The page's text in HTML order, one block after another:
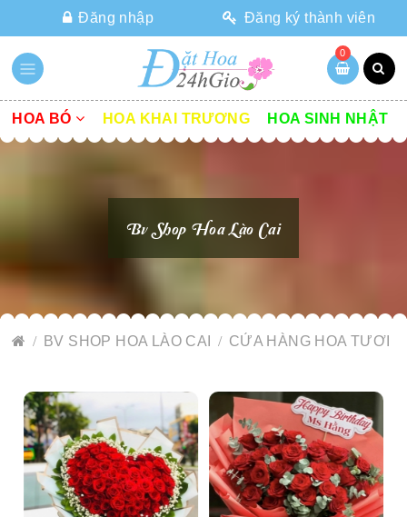
Đăng nhập Đăng ký thành viên
0
HOA BÓ HOA KHAI TRƯƠNG HOA SINH NHẬT
Bv Shop Hoa Lào Cai
BV SHOP HOA LÀO CAI CỬA HÀNG HOA TƯƠI